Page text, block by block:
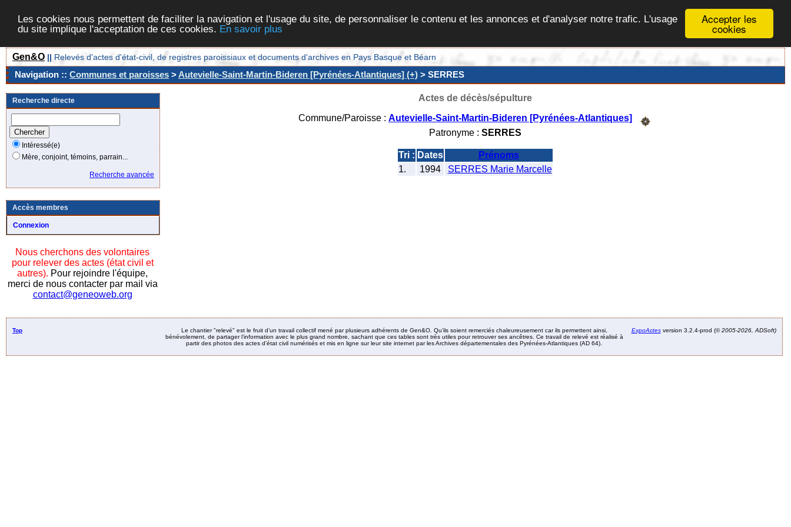
Accepter les
cookies
Les cookies nous permettent de faciliter la navigation et l'usage du site, de personnaliser le contenu et les annonces et d'analyser notre trafic. L'usage
du site implique l'acceptation de ces cookies. En savoir plus
Gen&O || Relevés d'actes d'état-civil, de registres paroissiaux et documents d'archives en Pays Basque et Béarn
Navigation :: Communes et paroisses >Autevielle-Saint-Martin-Bideren [Pyrénées-Atlantiques] (+) > SERRES
Recherche directe
Intéressé(e)
Mère, conjoint, témoins, parrain...
Recherche avancée
Accès membres
Connexion
Nous cherchons des volontaires
pour relever des actes (état civil et
autres). Pour rejoindre l'équipe,
merci de nous contacter par mail via
contact@geneoweb.org
Actes de décès/sépulture
Commune/Paroisse : Autevielle-Saint-Martin-Bideren [Pyrénées-Atlantiques]
Patronyme : SERRES
Tri : Dates
Prénoms
1.
1994 SERRES Marie Marcelle
Top
Le chantier "relevé" est le fruit d’un travail collectif mené par plusieurs adhérents de Gen&O. Qu’ils soient remerciés chaleureusement car ils permettent ainsi,
bénévolement, de partager l’information avec le plus grand nombre, sachant que ces tables sont très utiles pour retrouver ses ancêtres. Ce travail de relevé est réalisé à
partir des photos des actes d’état civil numérisés et mis en ligne sur leur site internet par les Archives départementales des Pyrénées-Atlantiques (AD 64).
ExpoActesversion 3.2.4-prod (©2005-2026, ADSoft)